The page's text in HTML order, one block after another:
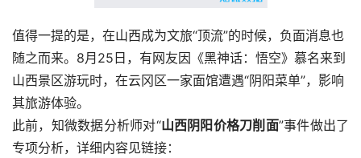
值得一提的是，在山西成为文旅“顶流”的时候，负面消息也
随之而来。8月25日，有网友因《黑神话：悟空》慕名来到
山西景区游玩时，在云冈区一家面馆遭遇“阴阳菜单”，影响
其旅游体验。
此前，知微数据分析师对“山西阴阳价格刀削面”事件做出了
专项分析，详细内容见链接：